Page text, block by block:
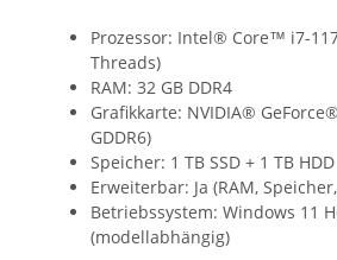
Prozessor: Intel® Core™ i7-
Threads)
RAM: 32 GB DDR4
Grafikkarte: NVIDIA®
GDDR6)
Speicher: 1 TB SSD + 1 TB HDD
Erweiterbar: Ja (RAM,
Betriebssystem: Windows 11
(modellabhängig)